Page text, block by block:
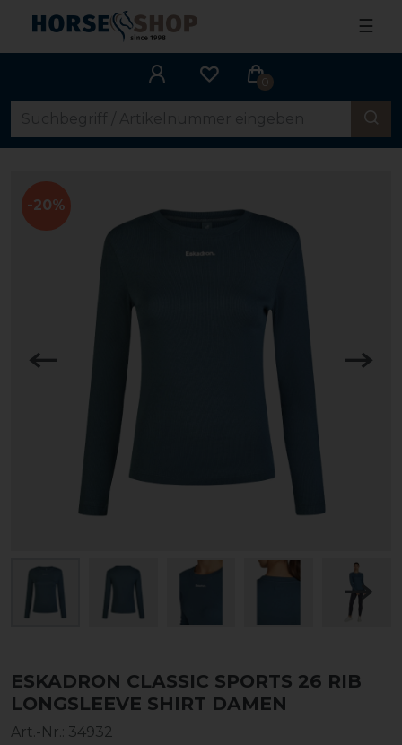
☰
0
-20%
ESKADRON CLASSIC SPORTS 26 RIB
LONGSLEEVE SHIRT DAMEN
Art.-Nr.: 34932